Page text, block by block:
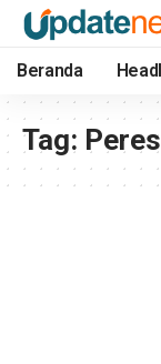
Beranda
Tag: